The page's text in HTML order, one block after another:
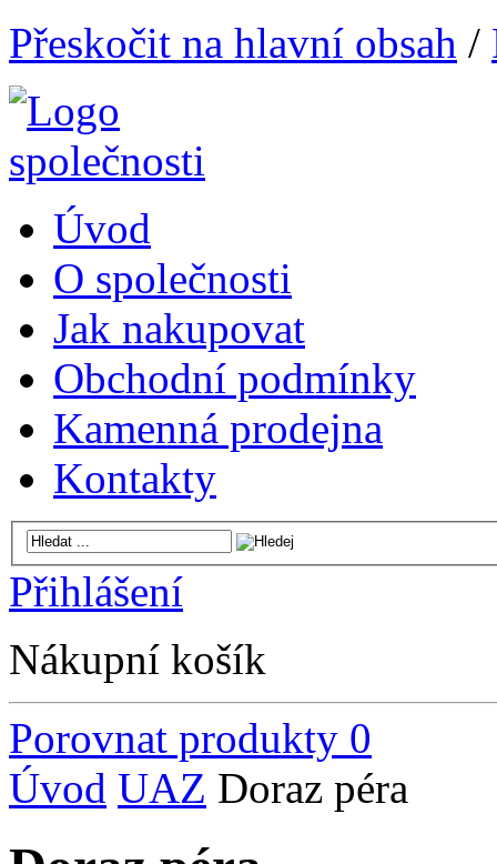
Přeskočit na hlavní obsah /
Úvod
O společnosti
Jak nakupovat
Obchodní podmínky
Kamenná prodejna
Kontakty
Přihlášení
Nákupní košík
Porovnat produkty 0
Úvod UAZ Doraz péra